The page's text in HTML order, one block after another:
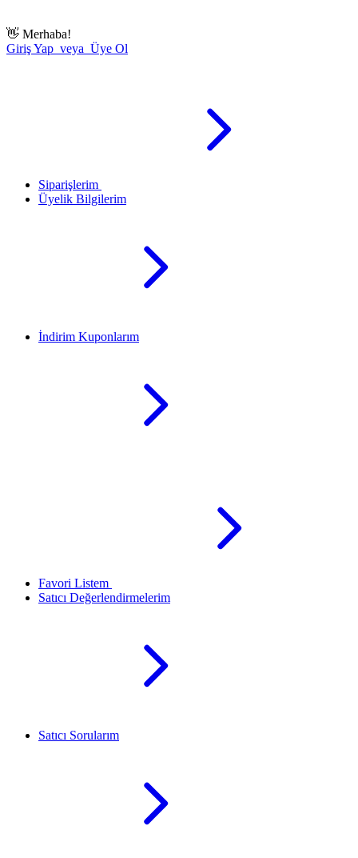
👋 Merhaba!
Giriş Yap veya Üye Ol
Siparişlerim
Üyelik Bilgilerim
İndirim Kuponlarım
Favori Listem
Satıcı Değerlendirmelerim
Satıcı Sorularım